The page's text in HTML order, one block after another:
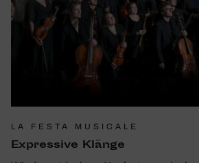
LA FESTA MUSICALE
Expres­sive Klänge